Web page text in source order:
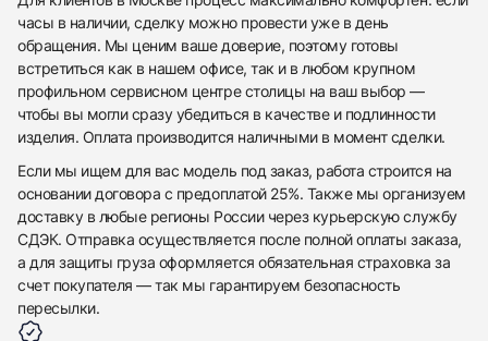
часы в наличии, сделку можно провести уже в день
обращения. Мы ценим ваше доверие, поэтому готовы
встретиться как в нашем офисе, так и в любом крупном
профильном сервисном центре столицы на ваш выбор —
чтобы вы могли сразу убедиться в качестве и подлинности
изделия. Оплата производится наличными в момент сделки.
Если мы ищем для вас модель под заказ, работа строится на
основании договора с предоплатой 25%. Также мы организуем
доставку в любые регионы России через курьерскую службу
СДЭК. Отправка осуществляется после полной оплаты заказа,
а для защиты груза оформляется обязательная страховка за
счет покупателя — так мы гарантируем безопасность
пересылки.
Отправить заявку
Приложите фото ваших часов…
Отправить заявку